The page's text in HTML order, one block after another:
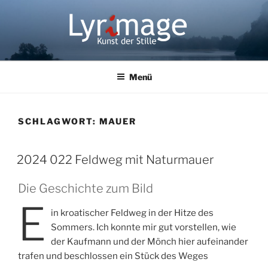
LYRIMAGE
Kunst der Stille
Menü
SCHLAGWORT: MAUER
2024 022 Feldweg mit Naturmauer
Die Geschichte zum Bild
E
in kroatischer Feldweg in der Hitze des
Sommers. Ich konnte mir gut vorstellen, wie
der Kaufmann und der Mönch hier aufeinander
trafen und beschlossen ein Stück des Weges